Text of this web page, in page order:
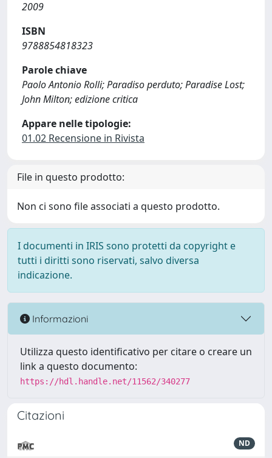
2009
ISBN
9788854818323
Parole chiave
Paolo Antonio Rolli; Paradiso perduto; Paradise Lost;
John Milton; edizione critica
Appare nelle tipologie:
01.02 Recensione in Rivista
File in questo prodotto:
Non ci sono file associati a questo prodotto.
I documenti in IRIS sono protetti da copyright e
tutti i diritti sono riservati, salvo diversa
indicazione.
Informazioni
Utilizza questo identificativo per citare o creare un
link a questo documento:
https://hdl.handle.net/11562/340277
Citazioni
ND